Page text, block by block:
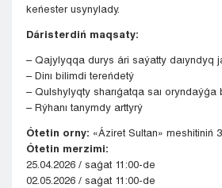
keńester usynylady.
Dáristerdiń maqsaty:
– Qajylyqqa durys ári saýatty daıyndyq
– Dinı bilimdi tereńdetý
– Qulshylyqty sharıǵatqa saı oryndaýǵa
– Rýhanı tanymdy arttyrý
Ótetin orny: «Áziret Sultan» meshitiniń
Ótetin merzimi:
25.04.2026 / saǵat 11:00-de
02.05.2026 / saǵat 11:00-de